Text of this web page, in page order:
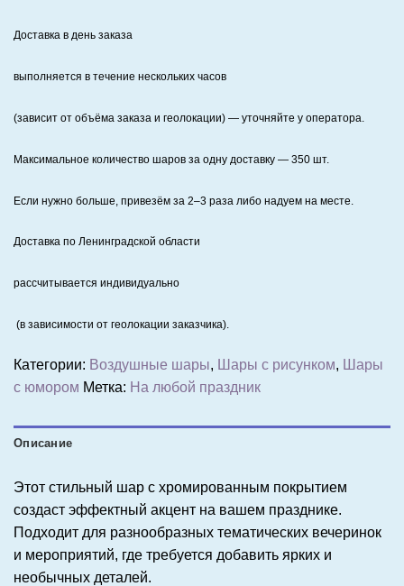
Доставка в день заказа
выполняется в течение нескольких часов
(зависит от объёма заказа и геолокации) — уточняйте у оператора.
Максимальное количество шаров за одну доставку — 350 шт.
Если нужно больше, привезём за 2–3 раза либо надуем на месте.
Доставка по Ленинградской области
рассчитывается индивидуально
(в зависимости от геолокации заказчика).
Категории: Воздушные шары, Шары с рисунком, Шары
с юмором Метка: На любой праздник
Описание
Этот стильный шар с хромированным покрытием
создаст эффектный акцент на вашем празднике.
Подходит для разнообразных тематических вечеринок
и мероприятий, где требуется добавить ярких и
необычных деталей.